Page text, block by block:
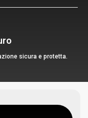
sicura e protetta.